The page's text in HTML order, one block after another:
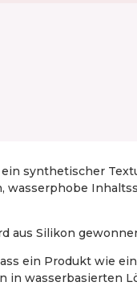
synthetischer
wasserphobe
aus Silikon
ein Produkt wie
in wasserbasierten